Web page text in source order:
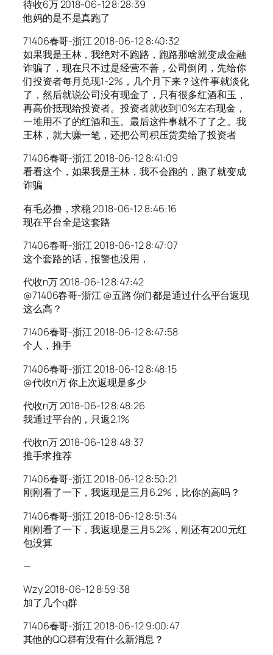
待收6万 2018-06-12 8:28:39
他妈的是不是真跑了
71406春哥-浙江 2018-06-12 8:40:32
如果我是王林，我绝对不跑路，跑路那啥就变成金融
诈骗了，现在只不过是经营不善，公司倒闭，先给你
们投资者每月兑现1-2%，几个月下来？这件事就淡化
了，然后就说公司没有现金了，只有很多红酒和玉，
再高价抵现给投资者。投资者就收到10%左右现金，
一堆用不了的红酒和玉。最后这件事就不了了之。我
王林，就大赚一笔，还把公司积压货卖给了投资者
71406春哥-浙江 2018-06-12 8:41:09
看看这个，如果我是王林，我不会跑的，跑了就变成
诈骗
有毛必撸，求稳 2018-06-12 8:46:16
现在平台全是这套路
71406春哥-浙江 2018-06-12 8:47:07
这个套路的话，报警也没用，
代收n万 2018-06-12 8:47:42
@71406春哥-浙江 @五路 你们都是通过什么平台返现
这么高？
71406春哥-浙江 2018-06-12 8:47:58
个人，推手
71406春哥-浙江 2018-06-12 8:48:15
@代收n万 你上次返现是多少
代收n万 2018-06-12 8:48:26
我通过平台的，只返2.1%
代收n万 2018-06-12 8:48:37
推手求推荐
71406春哥-浙江 2018-06-12 8:50:21
刚刚看了一下，我返现是三月6.2%，比你的高吗？
71406春哥-浙江 2018-06-12 8:51:34
刚刚看了一下，我返现是三月5.2%，刚还有200元红
包没算
—
Wzy 2018-06-12 8:59:38
加了几个q群
71406春哥-浙江 2018-06-12 9:00:47
其他的QQ群有没有什么新消息？